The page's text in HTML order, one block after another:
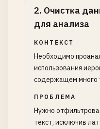
2. Очистка
для анализа
КОНТЕКСТ
Необходимо
использования
содержащем много
ПРОБЛЕМА
Нужно
текст, исключив